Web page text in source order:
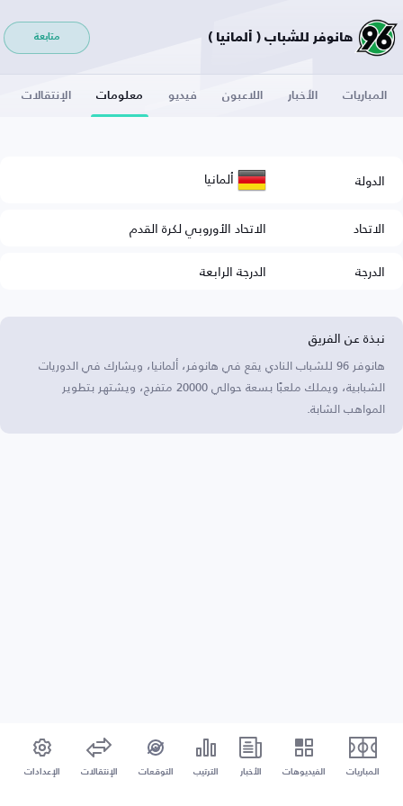
هانوفر للشباب ( ألمانيا ) متابعة
المباريات الأخبار اللاعبون فيديو معلومات الإنتقالات
الدولة ألمانيا
الاتحاد
الاتحاد الأوروبي لكرة القدم
الدرجة
الدرجة الرابعة
نبذة عن الفريق
هانوفر 96 للشباب النادي يقع في هانوفر، ألمانيا، ويشارك في الدوريات
الشبابية، ويملك ملعبًا بسعة حوالي 20000 متفرج، ويشتهر بتطوير
المواهب الشابة.
المباريات الفيديوهات الأخبار الترتيب التوقعات الإنتقالات الإعدادات